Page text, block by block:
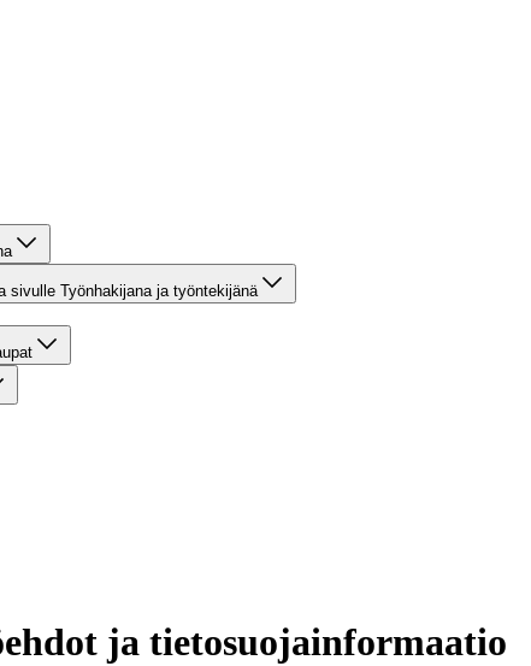
sivulle Työnhakijana ja työntekijänä
ja tietosuojainformaatio